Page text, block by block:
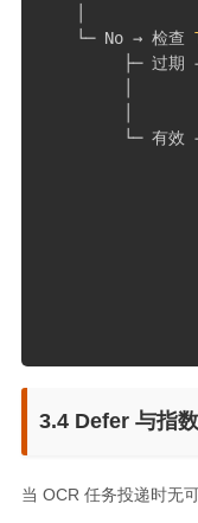
    └─ No → 检查
├─ 过期
│
└─ 有效
3.4 Defer 与指
当 OCR 任务投递时无